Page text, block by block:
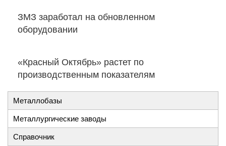
ЗМЗ заработал на обновленном
оборудовании
«Красный Октябрь» растет по
производственным показателям
Металлобазы
Металлургические заводы
Справочник